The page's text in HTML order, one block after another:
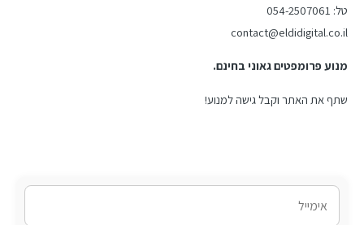
טל: 054-2507061
contact@eldidigital.co.il
מנוע פרומפטים גאוני בחינם.
שתף את האתר וקבל גישה למנוע!